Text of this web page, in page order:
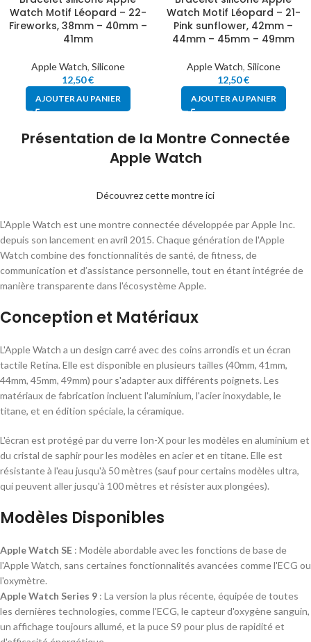
Watch Motif Léopard – 22-
Fireworks, 38mm – 40mm –
41mm
Apple Watch, Silicone
12,50€
AJOUTER AU PANIER
Watch Motif Léopard – 21-
Pink sunflower, 42mm –
44mm – 45mm – 49mm
Apple Watch, Silicone
12,50€
AJOUTER AU PANIER
Présentation de la Montre Connectée
Apple Watch
Découvrez cette montre ici
L'Apple Watch est une montre connectée développée par Apple Inc.
depuis son lancement en avril 2015. Chaque génération de l'Apple
Watch combine des fonctionnalités de santé, de fitness, de
communication et d’assistance personnelle, tout en étant intégrée de
manière transparente dans l'écosystème Apple.
Conception et Matériaux
L'Apple Watch a un design carré avec des coins arrondis et un écran
tactile Retina. Elle est disponible en plusieurs tailles (40mm, 41mm,
44mm, 45mm, 49mm) pour s'adapter aux différents poignets. Les
matériaux de fabrication incluent l'aluminium, l'acier inoxydable, le
titane, et en édition spéciale, la céramique.
L'écran est protégé par du verre Ion-X pour les modèles en aluminium et
du cristal de saphir pour les modèles en acier et en titane. Elle est
résistante à l'eau jusqu'à 50 mètres (sauf pour certains modèles ultra,
qui peuvent aller jusqu'à 100 mètres et résister aux plongées).
Modèles Disponibles
Apple Watch SE : Modèle abordable avec les fonctions de base de
l'Apple Watch, sans certaines fonctionnalités avancées comme l'ECG ou
l'oxymètre.
Apple Watch Series 9 : La version la plus récente, équipée de toutes
les dernières technologies, comme l'ECG, le capteur d'oxygène sanguin,
un affichage toujours allumé, et la puce S9 pour plus de rapidité et